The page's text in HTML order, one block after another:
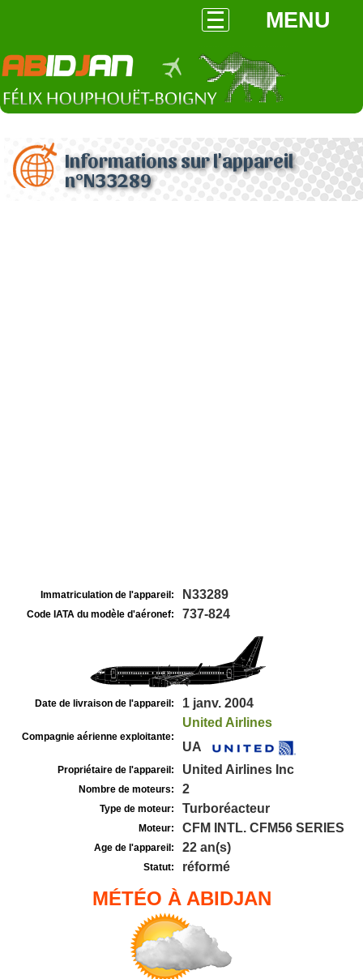
MENU
Informations sur l'appareil
n°N33289
Immatriculation de l'appareil: N33289
Code IATA du modèle d'aéronef: 737-824
Date de livraison de l'appareil: 1 janv. 2004
Compagnie aérienne exploitante:
United Airlines
UA
Propriétaire de l'appareil: United Airlines Inc
Nombre de moteurs: 2
Type de moteur: Turboréacteur
Moteur: CFM INTL. CFM56 SERIES
Age de l'appareil: 22 an(s)
Statut: réformé
MÉTÉO À ABIDJAN